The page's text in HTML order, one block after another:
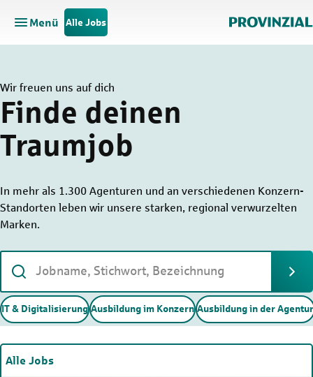
Zum Hauptinhalt springen
Zur Navigation springen
Menü
Hauptnavigation öffnen
Alle Jobs
Wir freuen uns auf dich
Finde deinen
Traumjob
In mehr als 1.300 Agenturen und an verschiedenen Konzern-
Standorten leben wir unsere starken, regional verwurzelten
Marken.
IT & Digitalisierung Ausbildung im Konzern Ausbildung in der Agentur
Alle Jobs